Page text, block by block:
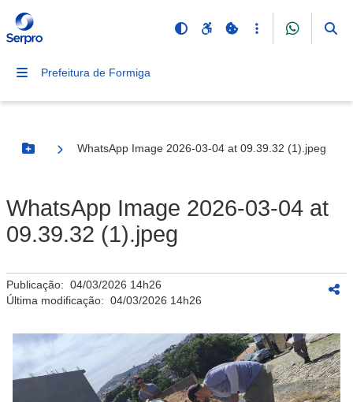
Prefeitura de Formiga
Botão Menu
WhatsApp Image 2026-03-04 at 09.39.32 (1).jpeg
WhatsApp Image 2026-03-04 at
09.39.32 (1).jpeg
Publicação: 04/03/2026 14h26
Última modificação: 04/03/2026 14h26